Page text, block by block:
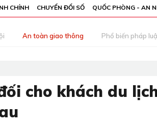
CHÍNH CHUYỂN ĐỔI SỐ QUỐC PHÒNG - AN
An toàn giao thông Phổ biến pháp
cho khách du